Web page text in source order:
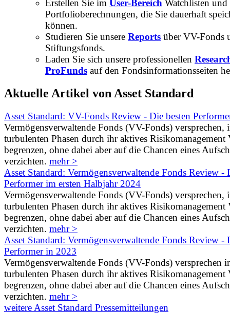
Erstellen Sie im User-Bereich Watchlisten und
Portfolioberechnungen, die Sie dauerhaft
können.
Studieren Sie unsere Reports über VV-Fonds
Stiftungsfonds.
Laden Sie sich unsere professionellen
ProFunds auf den Fondsinformationsseiten
Aktuelle Artikel von Asset Standard
Asset Standard: VV-Fonds Review - Die besten
Vermögensverwaltende Fonds (VV-Fonds) versprechen,
turbulenten Phasen durch ihr aktives Risikomanagement
begrenzen, ohne dabei aber auf die Chancen eines
verzichten. mehr >
Asset Standard: Vermögensverwaltende Fonds Review -
Performer im ersten Halbjahr 2024
Vermögensverwaltende Fonds (VV-Fonds) versprechen,
turbulenten Phasen durch ihr aktives Risikomanagement
begrenzen, ohne dabei aber auf die Chancen eines
verzichten. mehr >
Asset Standard: Vermögensverwaltende Fonds Review -
Performer in 2023
Vermögensverwaltende Fonds (VV-Fonds) versprechen
turbulenten Phasen durch ihr aktives Risikomanagement
begrenzen, ohne dabei aber auf die Chancen eines
verzichten. mehr >
weitere Asset Standard Pressemitteilungen